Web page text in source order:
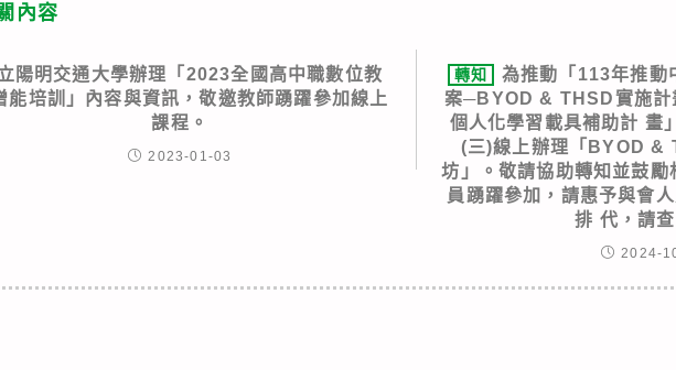
內容
陽明交通大學辦理「2023全國高中職數位教
能培訓」內容與資訊，敬邀教師踴躍參加線上
課程。
2023-01-03
轉知
為推動「113年推動
案─BYOD & THSD實施計
個人化學習載具補助計 畫
(三)線上辦理「BYOD &
坊」。敬請協助轉知並鼓勵
員踴躍參加，請惠予與會
排 代，請
2024-